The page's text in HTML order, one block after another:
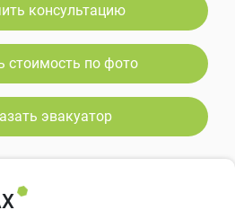
консультацию
стоимость по фото
эвакуатор